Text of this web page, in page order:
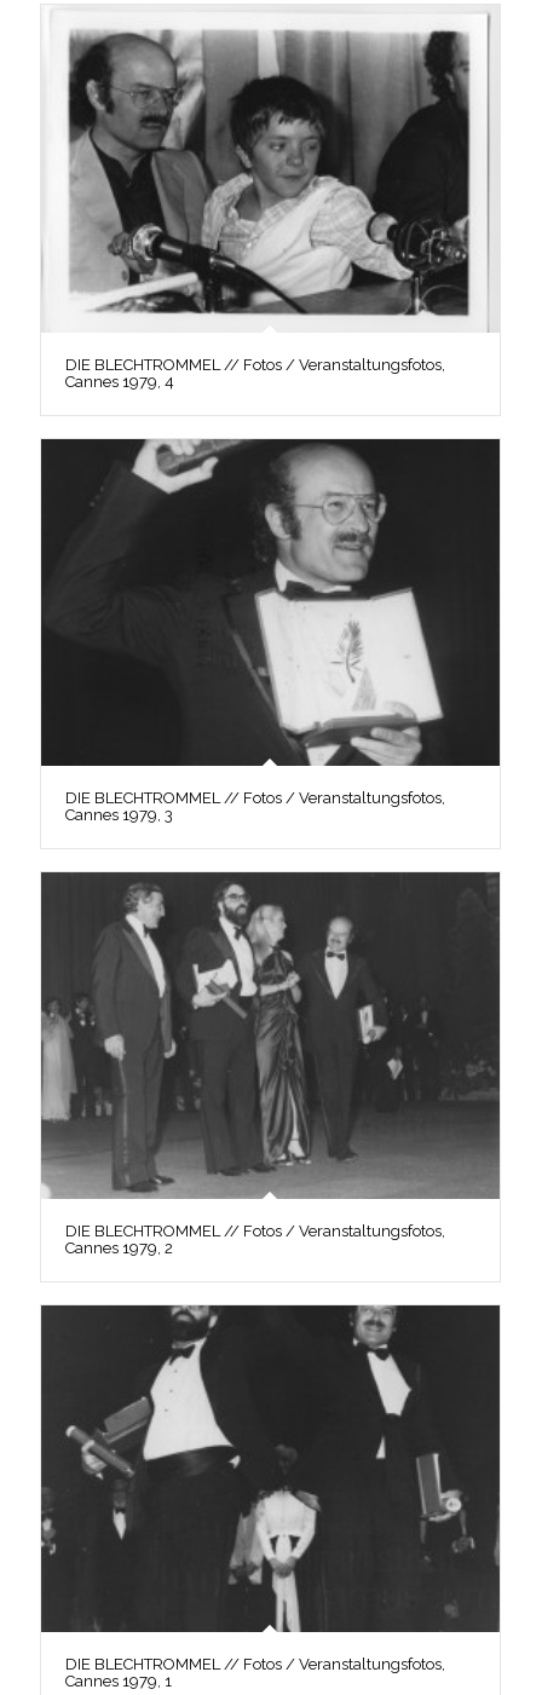
DIE BLECHTROMMEL // Fotos / Veranstaltungsfotos,
Cannes 1979, 4
DIE BLECHTROMMEL // Fotos / Veranstaltungsfotos,
Cannes 1979, 3
DIE BLECHTROMMEL // Fotos / Veranstaltungsfotos,
Cannes 1979, 2
DIE BLECHTROMMEL // Fotos / Veranstaltungsfotos,
Cannes 1979, 1